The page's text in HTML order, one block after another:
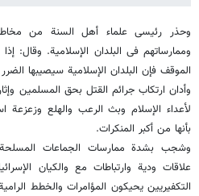
وحذر رئیسی علماء أهل السنة من مخاطر
وممارساتهم فی البلدان الإسلامیة. وقال:
الموقف فإن البلدان الإسلامیة سیصیبها
وأدان ارتکاب جرائم القتل بحق المسلمین
لأعداء الإسلام وبث الرعب والهلع وزعزعة
بأنها من أکبر المنکرات.
وشجب بشدة ممارسات الجماعات المسلحة
علاقات ودیة وارتباطات مع والکیان
التکفیریین یحیکون المؤامرات والخطط